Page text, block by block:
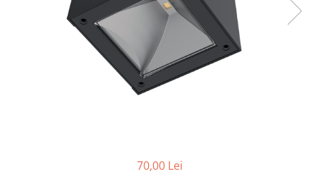
APLICE MODERNE
PLAFONIERE MODERNE
70,00 Lei